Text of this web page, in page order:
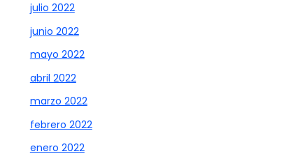
julio 2022
junio 2022
mayo 2022
abril 2022
marzo 2022
febrero 2022
enero 2022